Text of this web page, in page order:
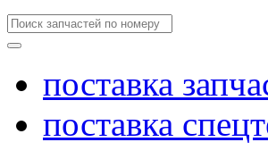
поставка
поставка